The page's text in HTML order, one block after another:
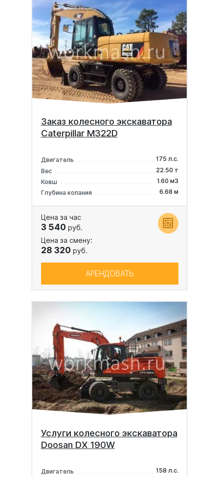
Заказ колесного экскаватора
Caterpillar M322D
Двигатель
175 л.с.
Вес
22.50 т
Ковш
1.60 м3
Глубина копания
6.68 м
Цена за час
3 540 руб.
Цена за смену:
28 320 руб.
АРЕНДОВАТЬ
Услуги колесного экскаватора
Doosan DX 190W
Двигатель
158 л.с.